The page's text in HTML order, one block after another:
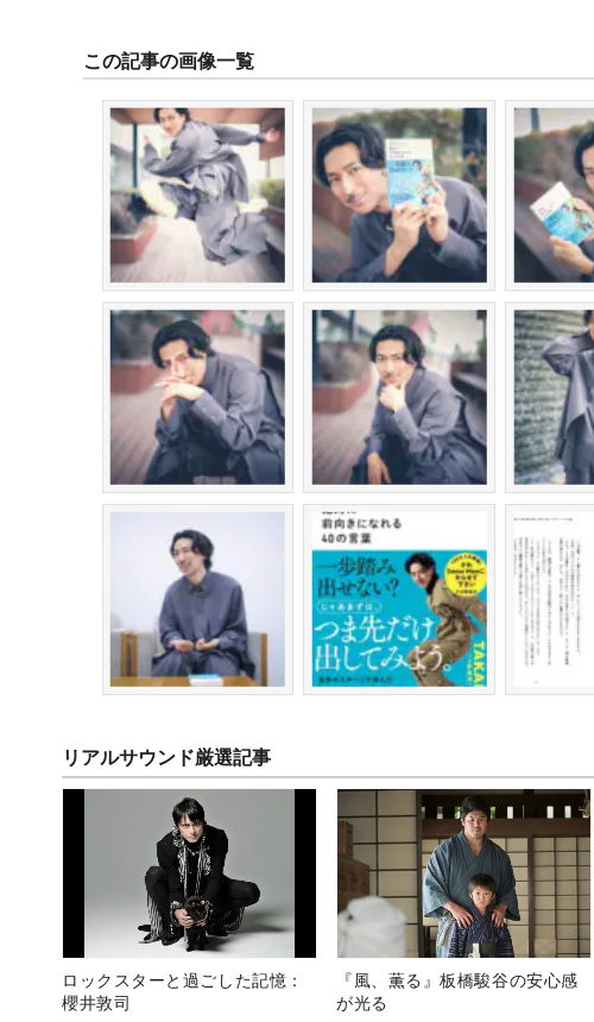
この記事の画像一覧
リアルサウンド厳選記事
ロックスターと過ごした記憶：
櫻井敦司
『風、薫る』板橋駿谷の安心感
が光る